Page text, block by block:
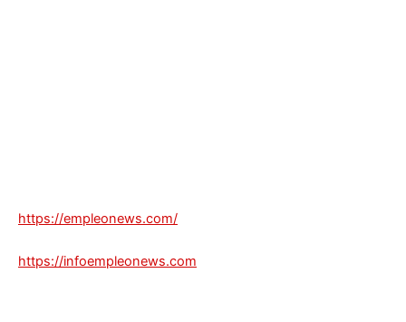
https://empleonews.com/
https://infoempleonews.com